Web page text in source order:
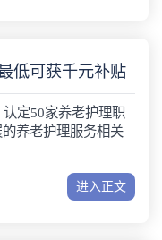
低可获千元补贴
定50家养老护理职
养老护理服务相关
进入正文